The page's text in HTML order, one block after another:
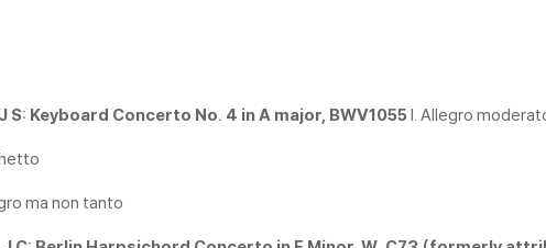
S: Keyboard Concerto No. 4 in A major, BWV1055I. Allegro
ma non tanto